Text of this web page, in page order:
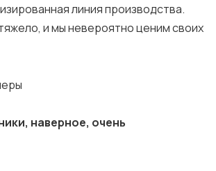
линия производства.
и мы невероятно ценим своих
наверное, очень